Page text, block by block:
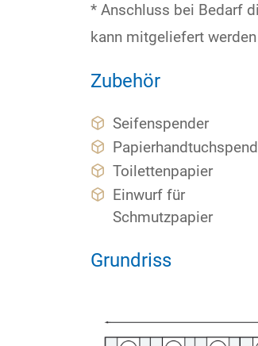
* Anschluss bei Bedarf
kann mitgeliefert werden
Zubehör
Seifenspender
Toilettenpapier
Einwurf für
Schmutzpapier
Grundriss